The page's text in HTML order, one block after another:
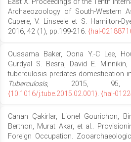
Archaeozoology of South-Western
Cupere, V. Linseele et S. Hamilton-
2016, 42 (1), pp.199-216. ⟨hal-
Oussama Baker, Oona Y.-C Lee,
Gurdyal S. Besra, David E.
tuberculosis predates domestication
Tuberculosis, 2015, 95,
⟨10.1016/j.tube.2015.02.001⟩. ⟨hal-
Canan Çakirlar, Lionel Gourichon,
Berthon, Murat Akar, et al..
Foreign Occupation.